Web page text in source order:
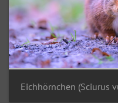
Eichhörnchen (Sciurus